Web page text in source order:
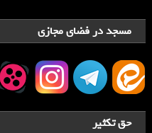
مسجد در فضای مجازی
حق تکثیر